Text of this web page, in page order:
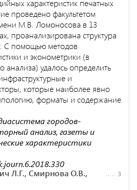
характеристик печатных
проведено факультетом
М.В. Ломоносова в 13
проанализирована структура
С помощью методов
и эконометрики (в
анализа) удалось определить
и
которые наиболее явно
форматы и содержание
городов-
анализ, газеты и
характеристики
Л.Г., Смирнова О.В.,
3